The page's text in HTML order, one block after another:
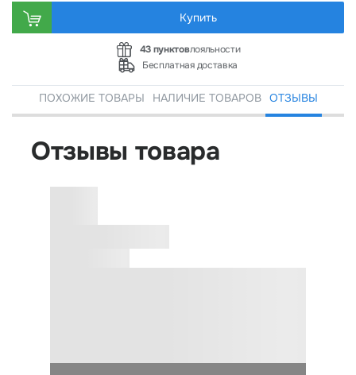
Купить
43 пунктовлояльности
Бесплатная доставка
ПОХОЖИЕ ТОВАРЫ НАЛИЧИЕ ТОВАРОВ ОТЗЫВЫ
Отзывы товара